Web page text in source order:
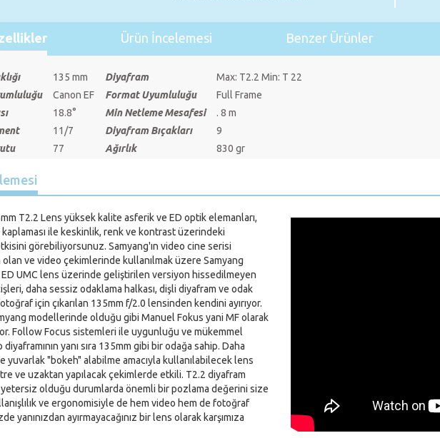
Ürün İncelemesi Benzer Ürünler
135 mm Diyafram
Max: T2.2 Min: T 22
Canon EF Format Uyumluluğu
Full Frame
18.8° Min Netleme Mesafesi
. 8 m
11/7 Diyafram Bıçakları
9
77 Ağırlık 830 gr
T2.2 Lens yüksek kalite asferik ve ED optik elemanları,
ile keskinlik, renk ve kontrast üzerindeki
görebiliyorsunuz. Samyang'ın video cine serisi
ve video çekimlerinde kullanılmak üzere Samyang
UMC lens üzerinde geliştirilen versiyon hissedilmeyen
daha sessiz odaklama halkası, dişli diyafram ve odak
için çıkarılan 135mm f/2.0 lensinden kendini ayırıyor.
modellerinde olduğu gibi Manuel Fokus yani MF olarak
Follow Focus sistemleri ile uygunluğu ve mükemmel
diyaframının yanı sıra 135mm gibi bir odağa sahip. Daha
yuvarlak "bokeh" alabilme amacıyla kullanılabilecek lens
ve uzaktan yapılacak çekimlerde etkili. T2.2 diyafram
yetersiz olduğu durumlarda önemli bir pozlama değerini size
ve ergonomisiyle de hem video hem de fotoğraf
yanınızdan ayırmayacağınız bir lens olarak karşımıza